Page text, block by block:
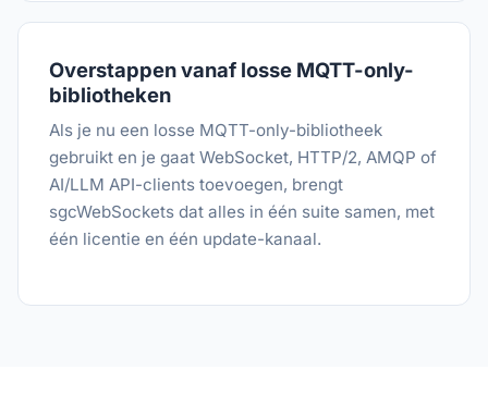
Overstappen vanaf losse MQTT-only-
bibliotheken
Als je nu een losse MQTT-only-bibliotheek
gebruikt en je gaat WebSocket, HTTP/2, AMQP of
AI/LLM API-clients toevoegen, brengt
sgcWebSockets dat alles in één suite samen, met
één licentie en één update-kanaal.